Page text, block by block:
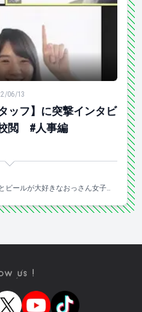
ッフ】に突撃インタビュー★
06/13
ッフ】に突撃インタビ
閲 #人事編
ビールが大好きなおっさん女子で